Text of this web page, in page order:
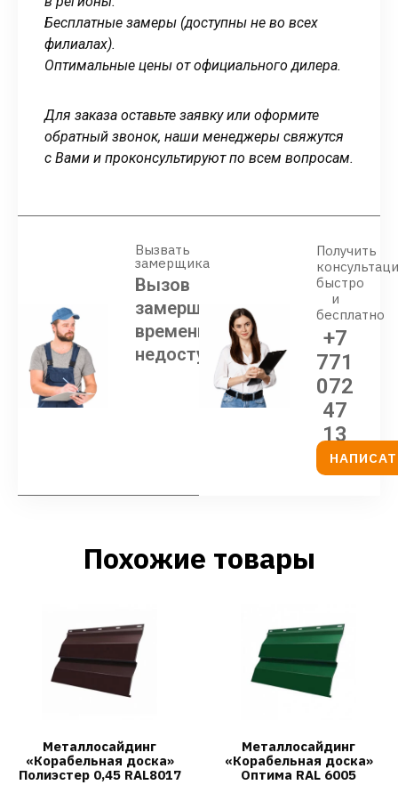
Бесплатные замеры (доступны не во всех
филиалах).
Оптимальные цены от официального дилера.
Для заказа оставьте заявку или оформите
обратный звонок, наши менеджеры свяжутся
с Вами и проконсультируют по всем вопросам.
Вызвать
замерщика
Вызов
замерщика
временно
недоступен
Получить
быстро
и
бесплатно
+7
771
072
47
13
Похожие товары
Металлосайдинг
«Корабельная доска»
Полиэстер 0,45 RAL8017
Металлосайдинг
«Корабельная доска»
Оптима RAL 6005